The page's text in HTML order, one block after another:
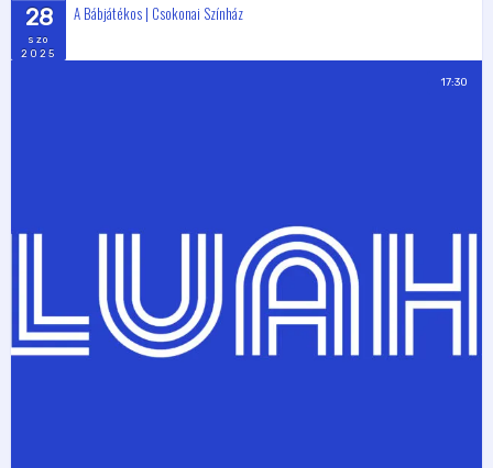
28
szo
2025
A Bábjátékos | Csokonai Színház
17:30